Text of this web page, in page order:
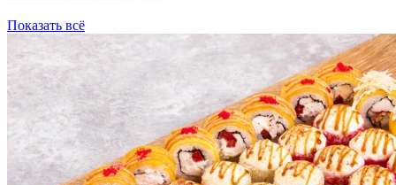
Показать всё